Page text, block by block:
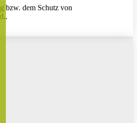
bzw. dem Schutz von